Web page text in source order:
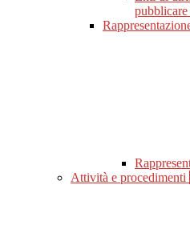
Attività e procedimenti